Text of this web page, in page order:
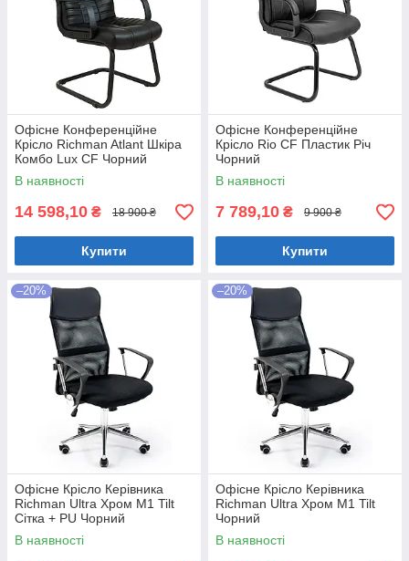
Офісне Конференційне
Крісло Richman Atlant Шкіра
Комбо Lux CF Чорний
В наявності
14 598,10 ₴ 18 900 ₴
Купити
Офісне Конференційне
Крісло Rio CF Пластик Річ
Чорний
В наявності
7 789,10 ₴ 9 900 ₴
Купити
–20%
Офісне Крісло Керівника
Richman Ultra Хром М1 Tilt
Сітка + PU Чорний
В наявності
–20%
Офісне Крісло Керівника
Richman Ultra Хром М1 Tilt
Чорний
В наявності